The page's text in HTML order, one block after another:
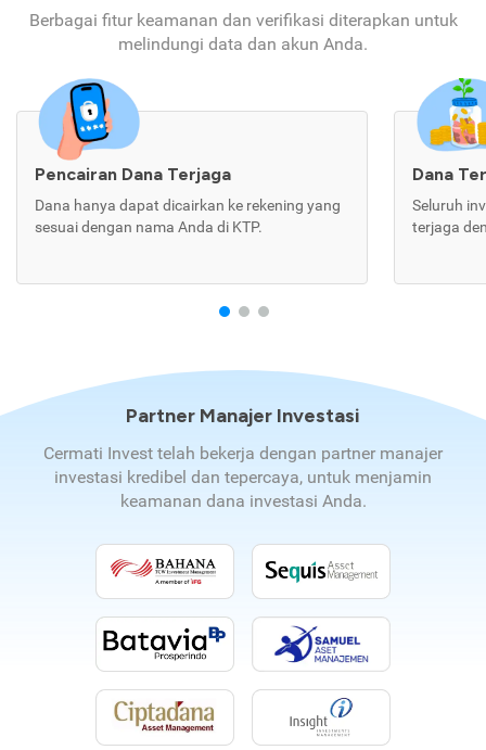
Berbagai fitur keamanan dan verifikasi diterapkan untuk
melindungi data dan akun Anda.
Pencairan Dana Terjaga
Dana hanya dapat dicairkan ke rekening yang
sesuai dengan nama Anda di KTP.
Dana
Seluruh
terjaga
Partner Manajer Investasi
Cermati Invest telah bekerja dengan partner manajer
investasi kredibel dan tepercaya, untuk menjamin
keamanan dana investasi Anda.